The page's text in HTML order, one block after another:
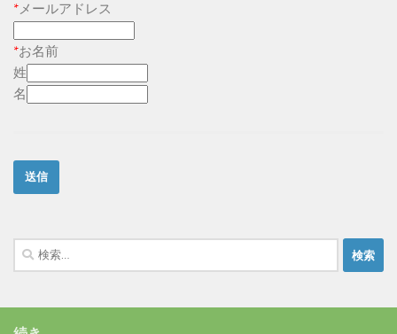
*メールアドレス
*お名前
姓
名
検
索: